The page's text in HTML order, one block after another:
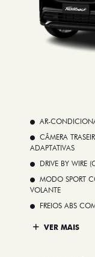
AR-
CÂMERA
ADAPTATIVAS
DRIVE BY WIRE
MODO SPORT
VOLANTE
FREIOS ABS
VER MAIS